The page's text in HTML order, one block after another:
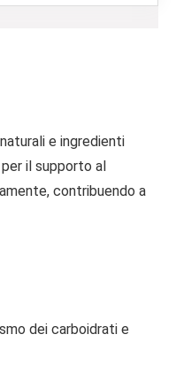
e ingredienti
il supporto al
contribuendo a
dei carboidrati e